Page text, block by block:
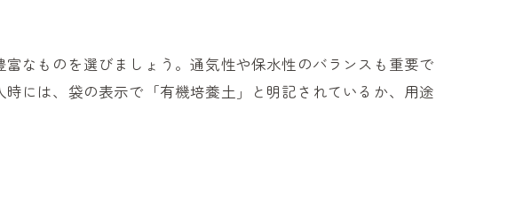
イド
な特徴
成法
る方法
ポイント
なものを選びましょう。通気性や保水性のバランスも重要で
には、袋の表示で「有機培養土」と明記されているか、用途